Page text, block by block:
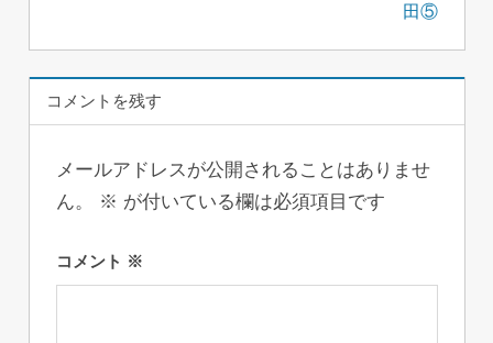
ゲ
ー
ョ
田⑤
コメントを残す
メールアドレスが公開されることはありませ
ん。
※ が付いている欄は必須項目です
コメント ※